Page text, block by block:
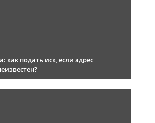
как подать иск, если адрес